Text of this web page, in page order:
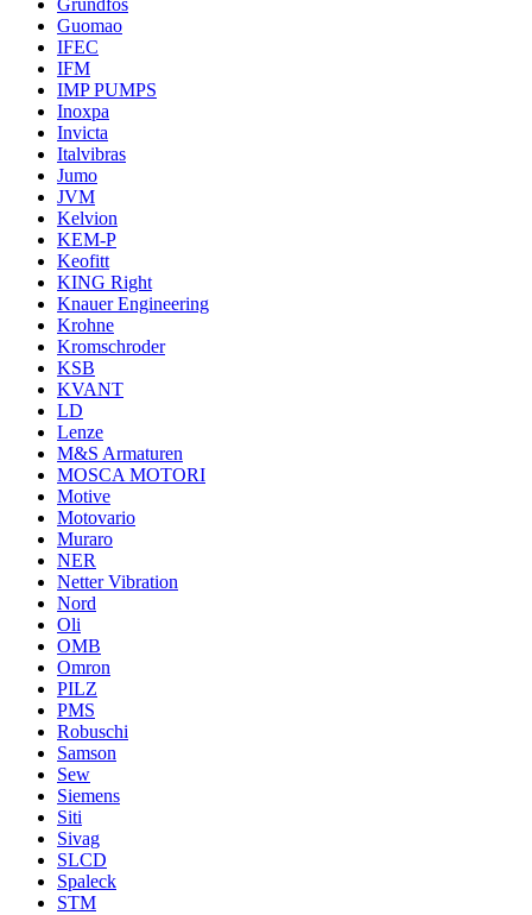
Grundfos
Guomao
IFEC
IFM
IMP PUMPS
Inoxpa
Invicta
Italvibras
Jumo
JVM
Kelvion
KEM-P
Keofitt
KING Right
Knauer Engineering
Krohne
Kromschroder
KSB
KVANT
LD
Lenze
M&S Armaturen
MOSCA MOTORI
Motive
Motovario
Muraro
NER
Netter Vibration
Nord
Oli
OMB
Omron
PILZ
PMS
Robuschi
Samson
Sew
Siemens
Siti
Sivag
SLCD
Spaleck
STM